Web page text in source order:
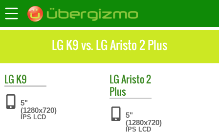
LG K9 vs. LG Aristo 2 Plus
LG K9
5"
(1280x720)
IPS LCD
LGAristo 2
Plus
5"
(1280x720)
IPS LCD